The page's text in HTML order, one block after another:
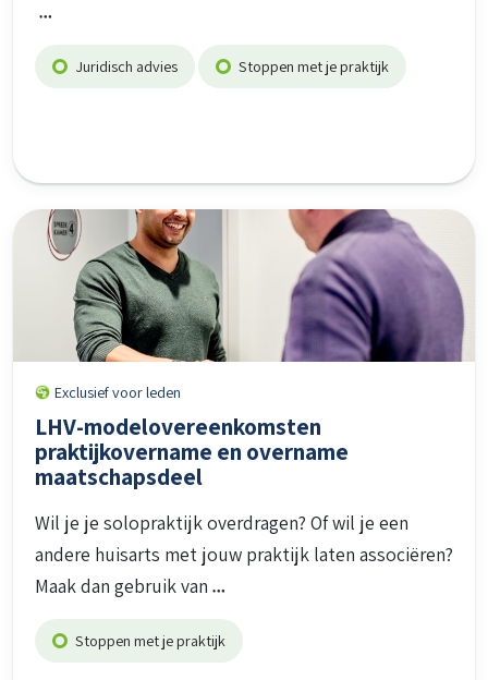
Juridisch advies Stoppen met je praktijk
Exclusief voor leden
LHV-modelovereenkomsten
praktijkovername en overname
maatschapsdeel
Wil je je solopraktijk overdragen? Of wil je een
andere huisarts met jouw praktijk laten associëren?
Maak dan gebruik van
Stoppen met je praktijk